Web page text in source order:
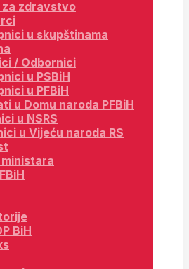
za zdravstvo
u skupštinama
/ Odbornici
u PSBiH
u PFBiH
u Domu naroda PFBiH
u NSRS
u Vijeću naroda RS
BiH